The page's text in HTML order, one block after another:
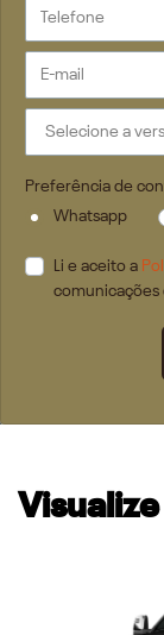
Preferência de
Whatsapp
Li e aceito a
comunicações